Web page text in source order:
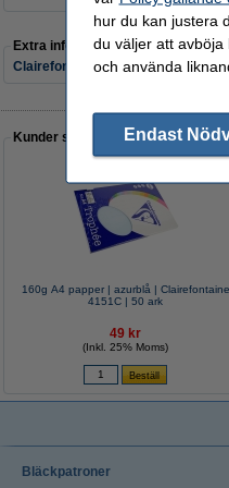
Extra information
Clairefontaine färgkarta
Kunder som gjort ett liknande
160g A4 papper | azurblå | Clairefontaine
4151C | 50 ark
49 kr
(Inkl. 25% Moms)
Bläckpatroner
hur du kan justera
du väljer att avböja
och använda
Endast